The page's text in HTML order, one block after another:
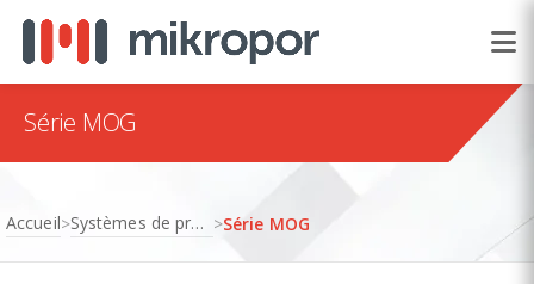
Série MOG
Accueil> Systèmes de production de gaz >Série MOG